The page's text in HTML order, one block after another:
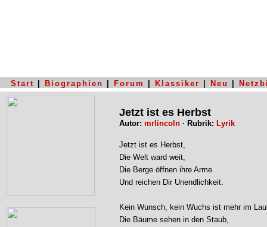
Start Biographien Forum Klassiker Neu
Jetzt ist es Herbst
Autor: mrlincoln · Rubrik: Lyrik
Jetzt ist es Herbst,
Die Welt ward weit,
Die Berge öffnen ihre Arme
Und reichen Dir Unendlichkeit.
Kein Wunsch, kein Wuchs ist mehr im
Die Bäume sehen in den Staub,